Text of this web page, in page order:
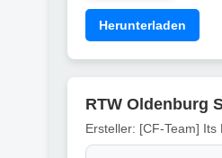
Herunterladen
RTW Oldenburg
Ersteller: [CF-Team] Its